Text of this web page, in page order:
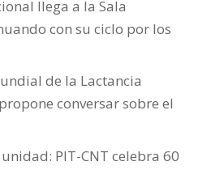
llega a la Sala
con su ciclo por los
de la Lactancia
conversar sobre el
PIT-CNT celebra 60